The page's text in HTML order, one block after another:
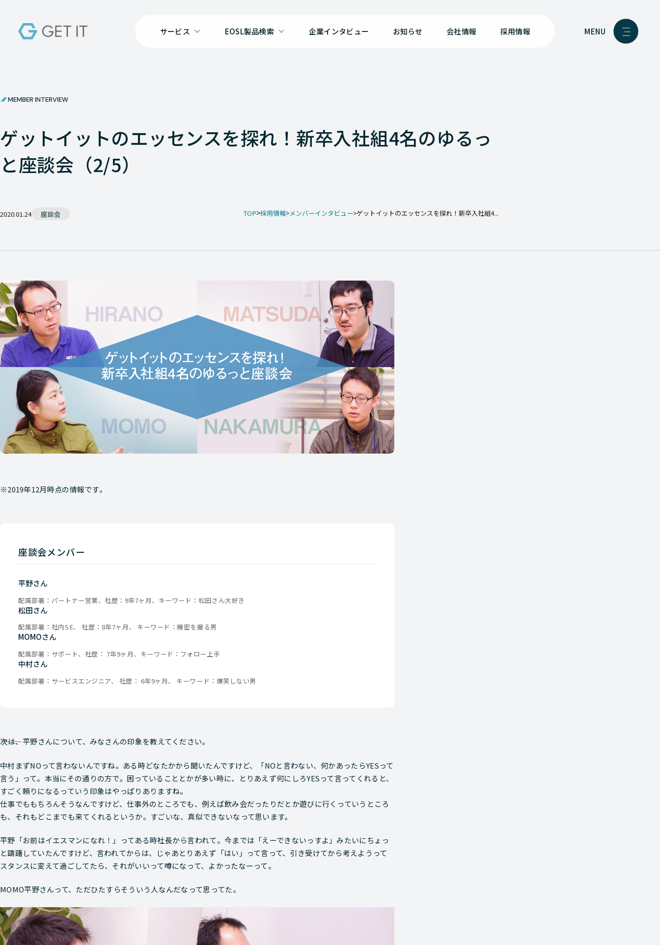
サービス EOSL製品検索 企業インタビュー お知らせ 会社情報 採用情報 MENU
MEMBER INTERVIEW
ゲットイットのエッセンスを探れ！新卒入社組4名のゆるっ
と座談会（2/5）
2020.01.24 座談会 TOP 採用情報 メンバーインタビュー ゲットイットのエッセンスを探れ！新卒入社組4...
※2019年12月時点の情報です。
座談会メンバー
平野さん
配属部署：パートナー営業、社歴：9年7ヶ月、キーワード：松田さん大好き
松田さん
配属部署：社内SE、 社歴：8年7ヶ月、 キーワード：機密を握る男
MOMOさん
配属部署：サポート、社歴： 7年9ヶ月、キーワード：フォロー上手
中村さん
配属部署：サービスエンジニア、 社歴： 6年9ヶ月、 キーワード：爆笑しない男
―――次は、平野さんについて、みなさんの印象を教えてください。
中村 まずNOって言わないんですね。ある時どなたかから聞いたんですけど、「NOと言わない、何かあったらYESって
言う」って。本当にその通りの方で。困っていることとかが多い時に、とりあえず何にしろYESって言ってくれると、
すごく頼りになるっていう印象はやっぱりありますね。
仕事でももちろんそうなんですけど、仕事外のところでも、例えば飲み会だったりだとか遊びに行くっていうところ
も、それもどこまでも来てくれるというか。すごいな、真似できないなって思います。
平野 「お前はイエスマンになれ！」ってある時社長から言われて。今までは「えーできないっすよ」みたいにちょっ
と躊躇していたんですけど、言われてからは、じゃあとりあえず「はい」って言って、引き受けてから考えようって
スタンスに変えて過ごしてたら、それがいいって噂になって、よかったなーって。
MOMO平野さんって、ただひたすらそういう人なんだなって思ってた。